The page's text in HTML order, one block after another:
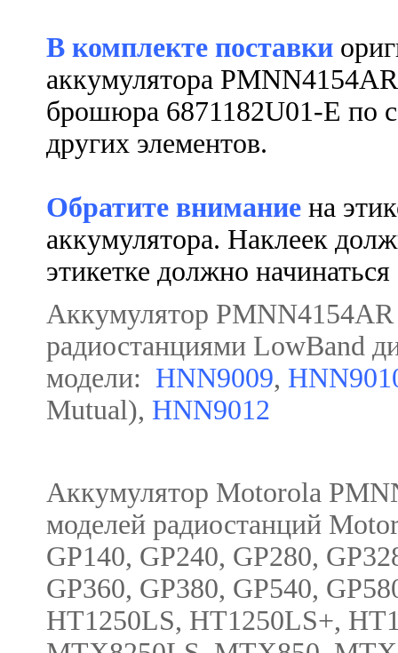
В комплекте поставки
аккумулятора PMNN4154AR
брошюра 6871182U01-E по
других элементов.
Обратите внимание на
аккумулятора. Наклеек
этикетке должно
Аккумулятор PMNN4154AR
радиостанциями LowBand
модели: HNN9009,
Mutual), HNN9012
Аккумулятор Motorola
моделей радиостанций
GP140, GP240, GP280,
GP360, GP380, GP540,
HT1250LS, HT1250LS+,